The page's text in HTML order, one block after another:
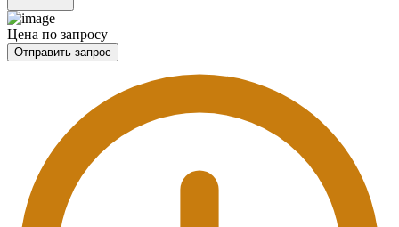
Цена по запросу
Отправить запрос